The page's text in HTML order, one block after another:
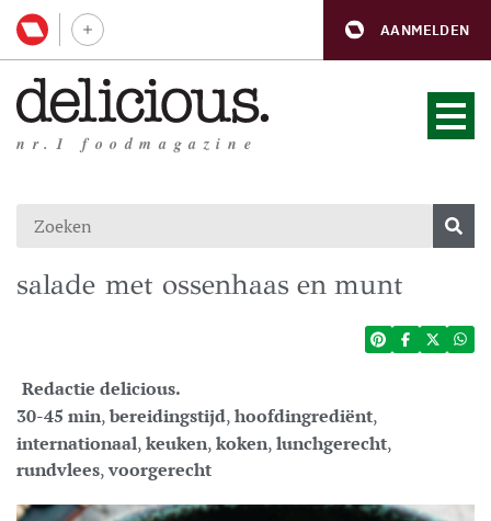
AANMELDEN
nr.1 foodmagazine
salade met ossenhaas en munt
Redactie delicious.
30-45 min,bereidingstijd,hoofdingrediënt,
internationaal,keuken,koken,lunchgerecht,
rundvlees,voorgerecht